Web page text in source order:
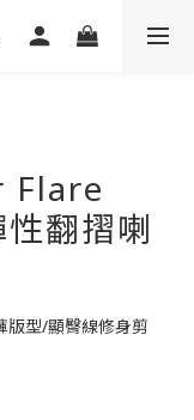
Flare
翻摺喇
版型/顯臀線修身剪